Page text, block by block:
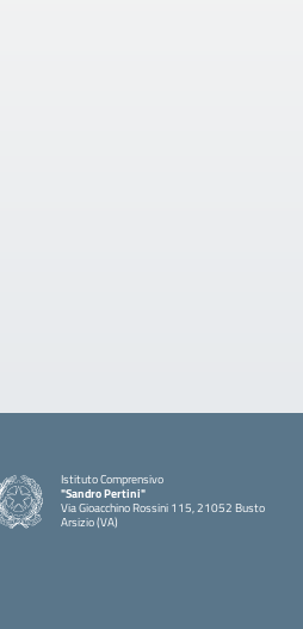
Istituto Comprensivo
"Sandro Pertini"
Via Gioacchino Rossini 115, 21052 Busto
Arsizio (VA)